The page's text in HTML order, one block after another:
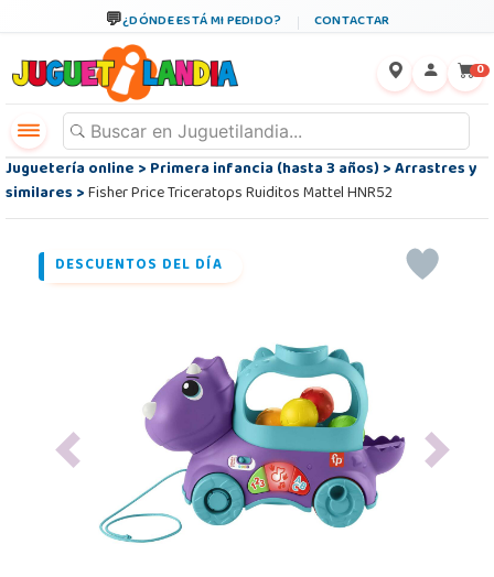
¿DÓNDE ESTÁ MI PEDIDO? CONTACTAR
0
Juguetería online>Primera infancia (hasta 3 años)>Arrastres y
similares>Fisher Price Triceratops Ruiditos Mattel HNR52
DESCUENTOS DEL DÍA
Previous Next